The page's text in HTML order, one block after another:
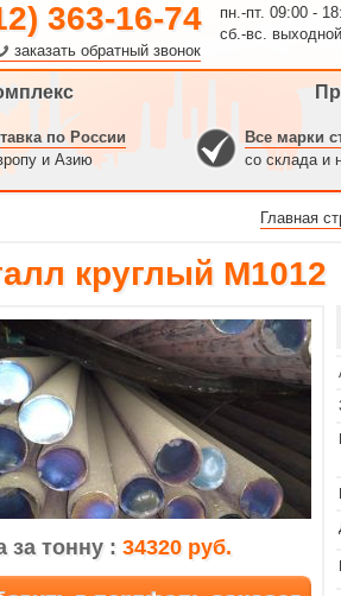
363-16-74
заказать обратный звонок
пн.-пт. 09:00 -
сб.-вс. выходной
по России
и Азию
Все марки
со склада и
Главная
круглый M1012
за тонну : 34320 руб.